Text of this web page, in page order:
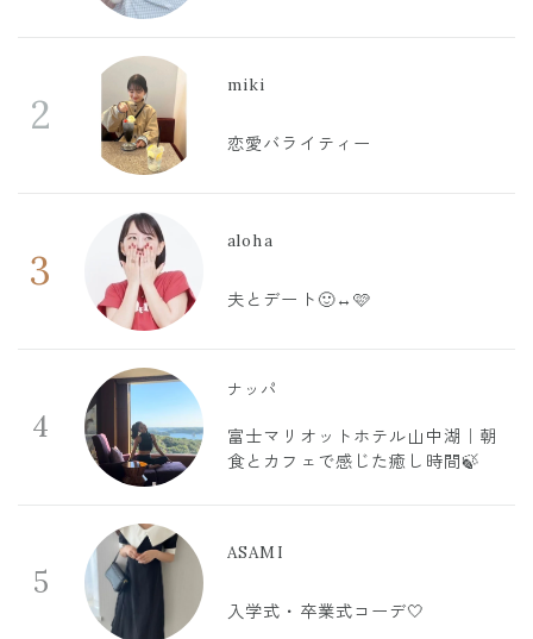
2
miki
恋愛バライティー
3
aloha
夫とデート🙂‍↔️🩷
4
ナッパ
富士マリオットホテル山中湖｜朝
食とカフェで感じた癒し時間🍃
5
ASAMI
入学式・卒業式コーデ🤍